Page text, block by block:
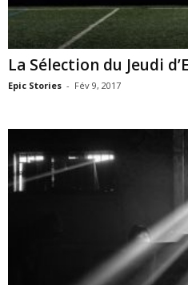
La Sélection du Jeudi
Epic Stories - Fév 9, 2017